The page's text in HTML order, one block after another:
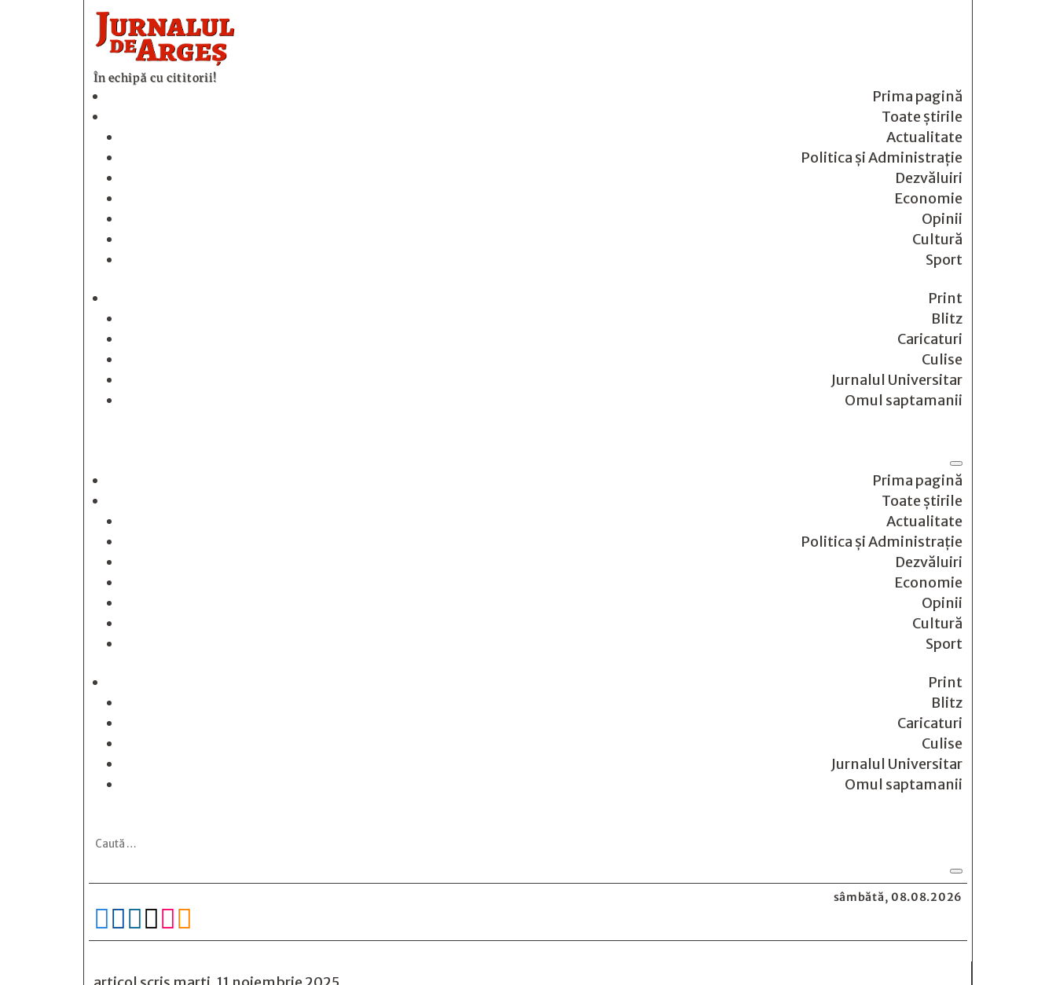
În echipă cu cititorii!
Prima pagină
Toate știrile
Actualitate
Politica și Administrație
Dezvăluiri
Economie
Opinii
Cultură
Sport
Print
Blitz
Caricaturi
Culise
Jurnalul Universitar
Omul saptamanii
Prima pagină
Toate știrile
Actualitate
Politica și Administrație
Dezvăluiri
Economie
Opinii
Cultură
Sport
Print
Blitz
Caricaturi
Culise
Jurnalul Universitar
Omul saptamanii
sâmbătă, 08.08.2026
